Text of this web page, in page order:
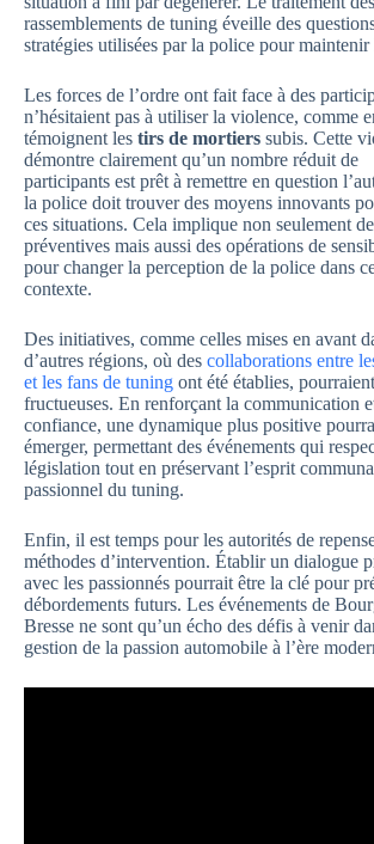
rassemblements de tuning éveille des
stratégies utilisées par la police pour maintenir
Les forces de l’ordre ont fait face à des
n’hésitaient pas à utiliser la violence, comme
témoignent les tirs de mortiers subis. Cette
démontre clairement qu’un nombre réduit de
participants est prêt à remettre en question
la police doit trouver des moyens innovants
ces situations. Cela implique non seulement
préventives mais aussi des opérations de
pour changer la perception de la police dans
contexte.
Des initiatives, comme celles mises en avant
d’autres régions, où des collaborations entre
et les fans de tuning ont été établies,
fructueuses. En renforçant la communication
confiance, une dynamique plus positive
émerger, permettant des événements qui
législation tout en préservant l’esprit
passionnel du tuning.
Enfin, il est temps pour les autorités de
méthodes d’intervention. Établir un dialogue
avec les passionnés pourrait être la clé pour
débordements futurs. Les événements de
Bresse ne sont qu’un écho des défis à venir
gestion de la passion automobile à l’ère